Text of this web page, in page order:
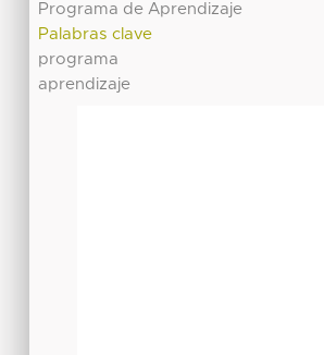
Programa de Aprendizaje
Palabras clave
programa
aprendizaje